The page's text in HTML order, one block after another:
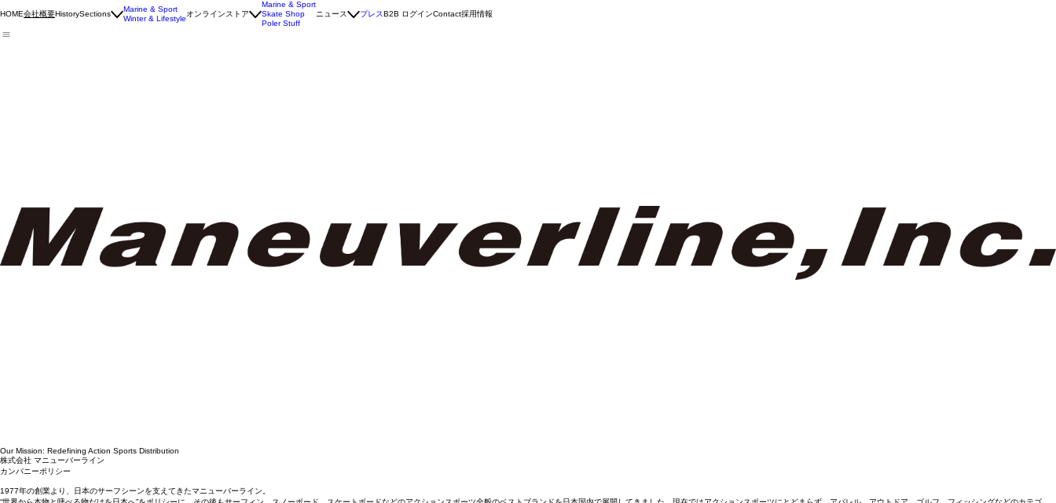
HOME会社概要HistorySections
Marine & Sport
Winter & Lifestyle
オンラインストア
Marine & Sport
Skate Shop
Poler Stuff
ニュース プレスB2B ログインContact採用情報
Our Mission: Redefining Action Sports Distribution
株式会社 マニューバーライン